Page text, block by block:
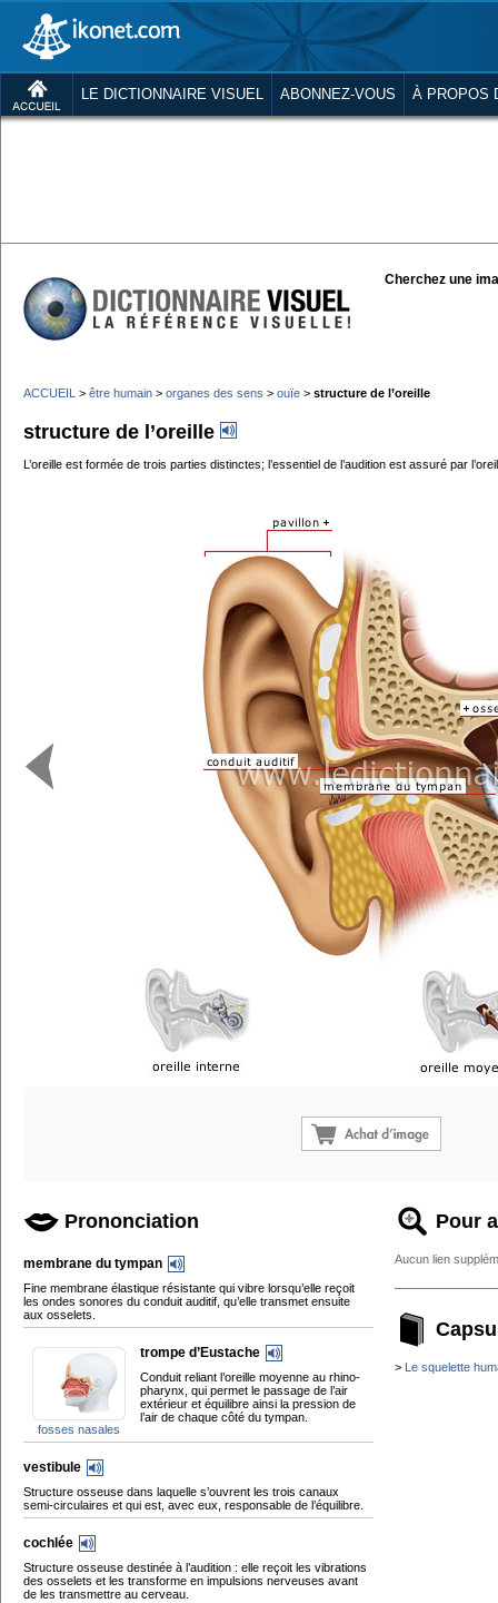
LE DICTIONNAIRE VISUEL ABONNEZ-VOUS À PROPOS
Cherchez une
ACCUEIL > être humain > organes des sens > ouïe > structure de l’oreille
structure de l’oreille
L’oreille est formée de trois parties distinctes; l’essentiel de l’audition est assuré par
Prononciation
membrane du tympan
Fine membrane élastique résistante qui vibre lorsqu’elle reçoit
les ondes sonores du conduit auditif, qu’elle transmet ensuite
aux osselets.
fosses nasales
trompe d’Eustache
Conduit reliant l’oreille moyenne au rhino-
pharynx, qui permet le passage de l’air
extérieur et équilibre ainsi la pression de
l’air de chaque côté du tympan.
vestibule
Structure osseuse dans laquelle s’ouvrent les trois canaux
semi-circulaires et qui est, avec eux, responsable de l’équilibre.
cochlée
Structure osseuse destinée à l’audition : elle reçoit les vibrations
des osselets et les transforme en impulsions nerveuses avant
de les transmettre au cerveau.
Pour
Aucun lien
> Le squelette